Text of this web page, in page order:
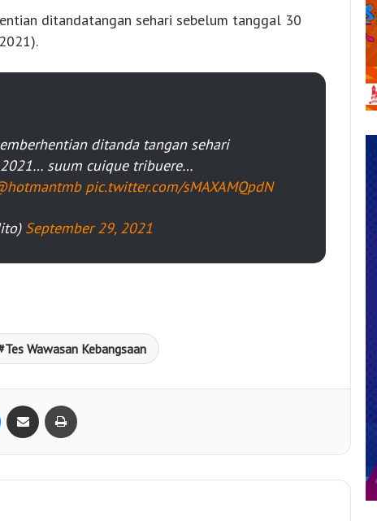
ditandatangan sehari sebelum tanggal 30
ditanda tangan sehari
suum cuique tribuere…
pic.twitter.com/sMAXAMQpdN
September 29, 2021
Tes Wawasan Kebangsaan